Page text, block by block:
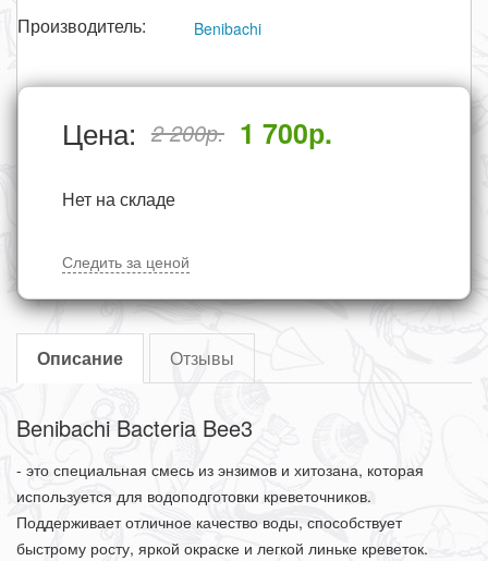
Производитель: Benibachi
Цена: 2 200р. 1 700р.
Нет на складе
Следить за ценой
Описание Отзывы
Benibachi Bacteria Bee3
- это специальная смесь из энзимов и хитозана, которая
используется для водоподготовки креветочников.
Поддерживает отличное качество воды, способствует
быстрому росту, яркой окраске и легкой линьке креветок.